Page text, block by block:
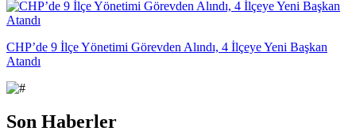
CHP’de 9 İlçe Yönetimi Görevden Alındı, 4 İlçeye Yeni Başkan
Atandı
Son Haberler